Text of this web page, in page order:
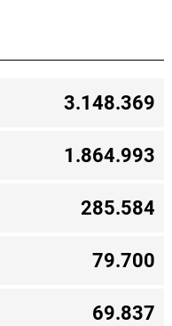
3.148.369
1.864.993
285.584
79.700
69.837